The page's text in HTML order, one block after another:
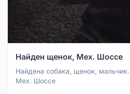
Найден щенок, Мех. Шоссе
Найдена собака, щенок,
Мех. Шоссе